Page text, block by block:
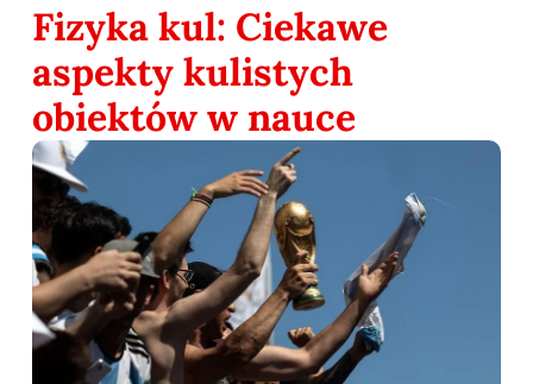
Fizyka kul: Ciekawe
aspekty kulistych
obiektów w nauce